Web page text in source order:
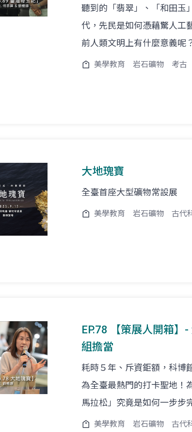
聽到的「翡翠」、「和田玉
代，先民是如何憑藉驚人工
前人類文明上有什麼意義呢
美學教育 岩石礦物 考古
大地瑰寶
全臺首座大型礦物常設展
美學教育 岩石礦物 古代
EP.78 【策展人開箱】
組擔當
耗時５年、斥資鉅額，科博
為全臺最熱門的打卡聖地！
馬拉松」究竟是如何一步步
美學教育 岩石礦物 古代